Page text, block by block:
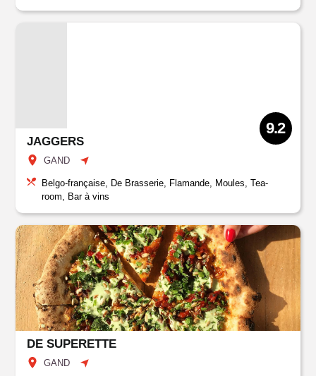
JAGGERS
GAND
9.2
Belgo-française, De Brasserie, Flamande, Moules, Tea-
room, Bar à vins
DE SUPERETTE
GAND